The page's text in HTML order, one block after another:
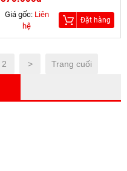
Giá gốc: Liên
hệ
Đặt hàng
2 > Trang cuối